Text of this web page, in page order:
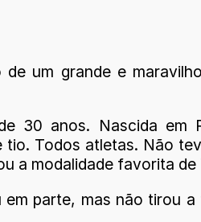
um grande e
30 anos. Nascida em
tio. Todos atletas. Não
a modalidade favorita de
parte, mas não tirou